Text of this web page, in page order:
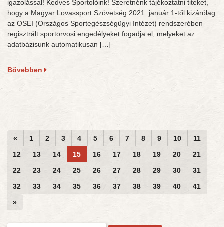
igazolással! Kedves Sportolóink! Szeretnénk tájékoztatni titeket,
hogy a Magyar Lovassport Szövetség 2021. január 1-től kizárólag
az OSEI (Országos Sportegészségügyi Intézet) rendszerében
regisztrált sportorvosi engedélyeket fogadja el, melyeket az
adatbázisunk automatikusan […]
Bővebben
« 1 2 3 4 5 6 7 8 9 10
11
12
13 14 15 16 17 18 19 20
21
22
23 24 25 26 27 28 29 30
31
32
33 34 35 36 37 38 39 40
41
»